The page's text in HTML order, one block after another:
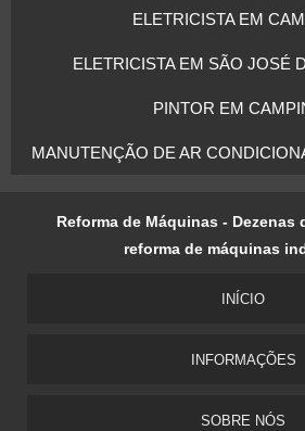
ELETRICISTA EM
ELETRICISTA EM SÃO JOSÉ
PINTOR EM
MANUTENÇÃO DE AR
Reforma de Máquinas - Dezenas
reforma de máquinas
INÍCIO
INFORMAÇÕES
SOBRE NÓS